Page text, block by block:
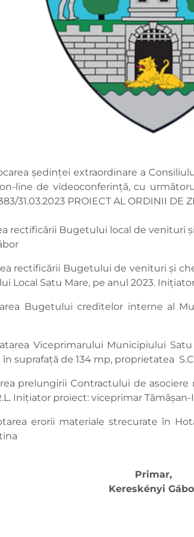
ședinței extraordinare a
line de videoconferință, cu
31.03.2023 PROIECT AL ORDINII DE
rectificării Bugetului local de venituri
rectificării Bugetului de venituri şi
Local Satu Mare, pe anul 2023.
Bugetului creditelor interne al
Viceprimarului Municipiului
de 134 mp, proprietatea
prelungirii Contractului de asociere
Inițiator proiect: viceprimar Tămășan-
erorii materiale strecurate în
Primar,
Kereskényi